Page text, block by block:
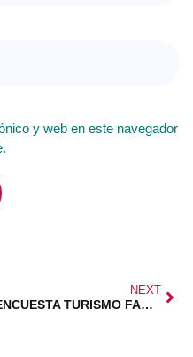
y web en este navegador
NEXT
ENCUESTA TURISMO FAMILIAR CON PREMIO